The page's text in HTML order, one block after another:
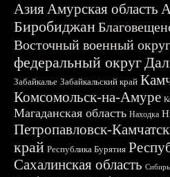
АзияАмурская область
Биробиджан
Восточный военный округ
федеральный округ
Забайкалье Забайкальский край
Комсомольск-на-Амуре
Магаданская область Находка
Петропавловск-
край Республика Бурятия
Сахалинская область Сибирь